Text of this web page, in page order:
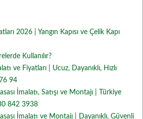
2026 | Yangın Kapısı ve Çelik Kapı
Kullanılır?
ve Fiyatları | Ucuz, Dayanıklı, Hızlı
94
İmalatı, Satışı ve Montajı | Türkiye
842 3938
İmalatı ve Montajı | Dayanıklı, Güvenli